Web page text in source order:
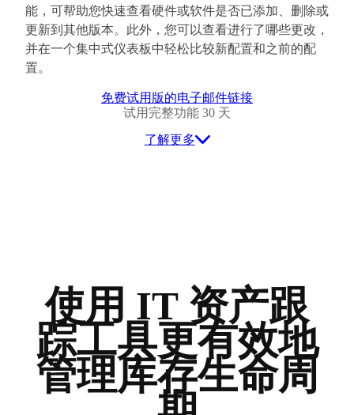
能，可帮助您快速查看硬件或软件是否已添加、删除或
更新到其他版本。此外，您可以查看进行了哪些更改，
并在一个集中式仪表板中轻松比较新配置和之前的配
置。
免费试用版的电子邮件链接
试用完整功能 30 天
了解更多
使用 IT 资产跟
踪工具更有效地
管理库存生命周